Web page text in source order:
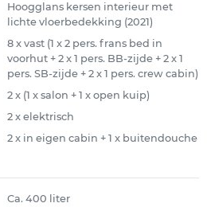
Hoogglans kersen interieur met
lichte vloerbedekking (2021)
8 x vast (1 x 2 pers. frans bed in
voorhut + 2 x 1 pers. BB-zijde + 2 x 1
pers. SB-zijde + 2 x 1 pers. crew cabin)
2 x (1 x salon + 1 x open kuip)
2 x elektrisch
2 x in eigen cabin + 1 x buitendouche
Ca. 400 liter